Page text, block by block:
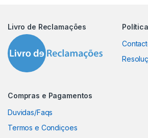
Livro de Reclamações
Compras e Pagamentos
Duvidas/Faqs
Termos e Condiçoes